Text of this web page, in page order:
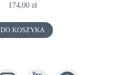
174,00 zł
DO KOSZYKA